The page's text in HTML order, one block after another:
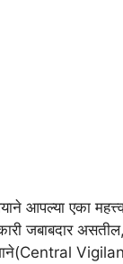
आपल्या एका
जबाबदार